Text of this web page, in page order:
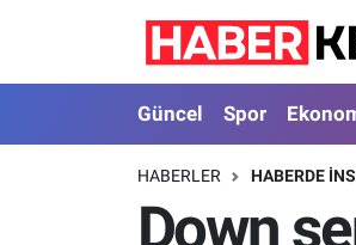
Güncel Spor
HABERLER HABERDE
Down
Güncel
Spor
Ekonomi
Nöbetçi Eczaneler
Hava Durumu
İstanbul Namaz Vakitleri